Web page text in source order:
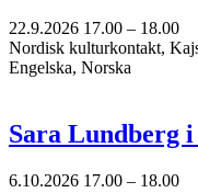
22.9.2026 17.00 – 18.00
Nordisk kulturkontakt,
Engelska, Norska
Sara Lundberg
6.10.2026 17.00 – 18.00